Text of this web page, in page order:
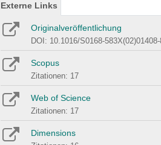
Externe Links
Originalveröffentlichung
DOI: 10.1016/S0168-
Scopus
Zitationen: 17
Web of Science
Zitationen: 17
Dimensions